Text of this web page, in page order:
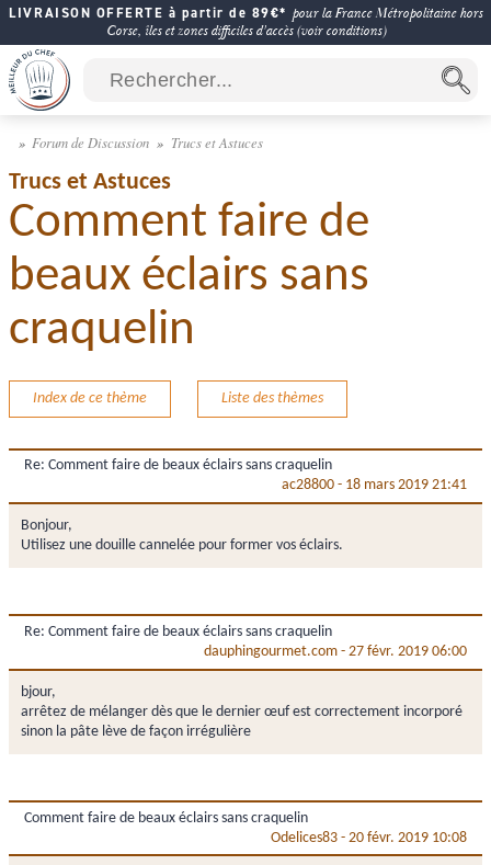
LIVRAISON OFFERTE à partir de 89€* pour la France Métropolitaine hors
Corse, îles et zones difficiles d'accès (voir conditions)
Forum de Discussion Trucs et Astuces
Trucs et Astuces
Comment faire de
beaux éclairs sans
craquelin
Index de ce thème Liste des thèmes
Re: Comment faire de beaux éclairs sans craquelin
ac28800 - 18 mars 2019 21:41
Bonjour,
Utilisez une douille cannelée pour former vos éclairs.
Re: Comment faire de beaux éclairs sans craquelin
dauphingourmet.com - 27 févr. 2019 06:00
bjour,
arrêtez de mélanger dès que le dernier œuf est correctement incorporé
sinon la pâte lève de façon irrégulière
Comment faire de beaux éclairs sans craquelin
Odelices83 - 20 févr. 2019 10:08